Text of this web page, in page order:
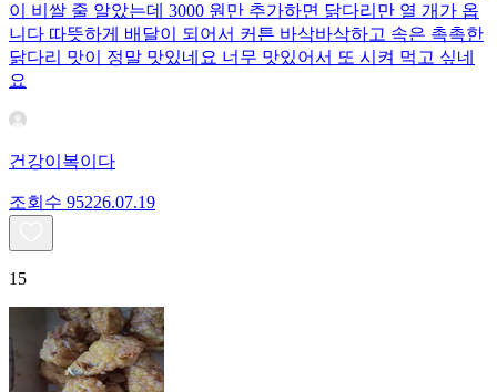
이 비쌀 줄 알았는데 3000 원만 추가하면 닭다리만 열 개가 옵
니다 따뜻하게 배달이 되어서 커튼 바삭바삭하고 속은 촉촉한
닭다리 맛이 정말 맛있네요 너무 맛있어서 또 시켜 먹고 싶네
요
건강이복이다
조회수 95226.07.19
15